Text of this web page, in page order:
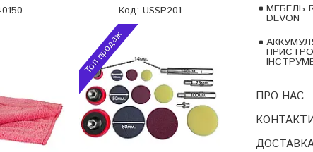
МЕБЕЛЬ
DEVON
ПРО НАС
USSP201
Топ продаж